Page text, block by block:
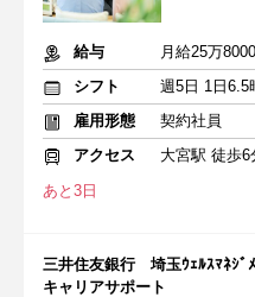
給与
シフト
週5日 1日6.5
雇用形態
契約社員
アクセス
大宮駅 徒歩6
あと3日
三井住友銀行 埼玉ｳｪﾙｽﾏﾈｼ
キャリアサポート